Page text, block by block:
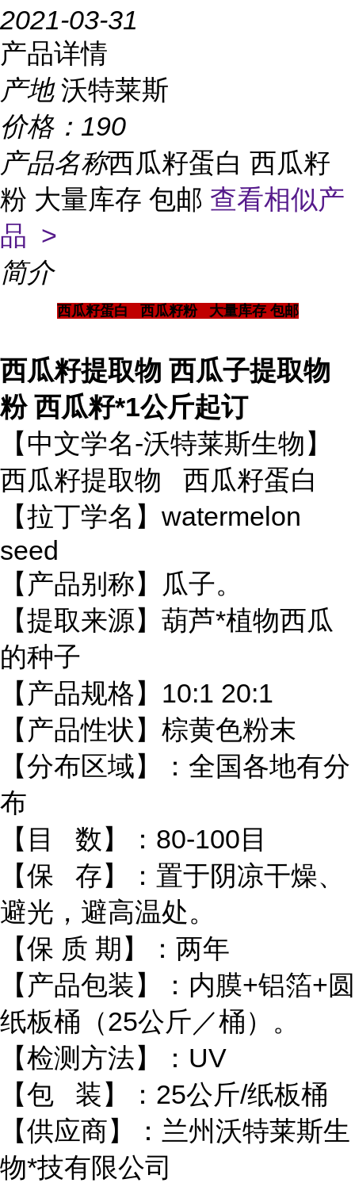
2021-03-31
产品详情
产地 沃特莱斯
价格： 190
产品名称西瓜籽蛋白 西瓜籽
粉 大量库存 包邮 查看相似产
品 >
简介
西瓜籽蛋白 西瓜籽粉 大量库存 包邮
西瓜籽提取物 西瓜子提取物
粉 西瓜籽*1公斤起订
【中文学名-沃特莱斯生物】
西瓜籽提取物 西瓜籽蛋白
【拉丁学名】watermelon
seed
【产品别称】瓜子。
【提取来源】葫芦*植物西瓜
的种子
【产品规格】10:1 20:1
【产品性状】棕黄色粉末
【分布区域】：全国各地有分
布
【目 数】：80-100目
【保 存】：置于阴凉干燥、
避光，避高温处。
【保 质 期】：两年
【产品包装】：内膜+铝箔+圆
纸板桶（25公斤／桶）。
【检测方法】：UV
【包 装】：25公斤/纸板桶
【供应商】：兰州沃特莱斯生
物*技有限公司